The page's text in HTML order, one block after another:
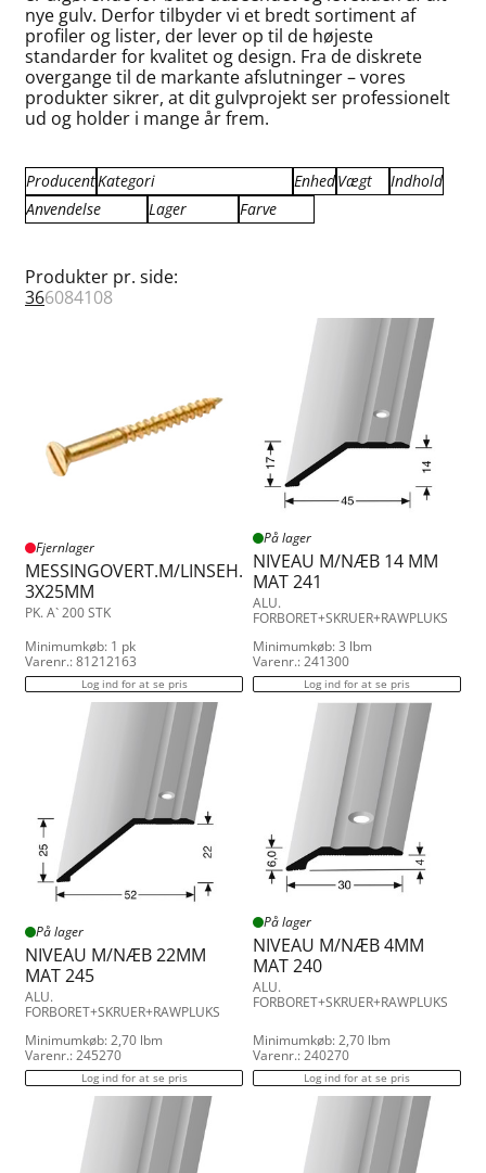
nye gulv. Derfor tilbyder vi et bredt sortiment af
profiler og lister, der lever op til de højeste
standarder for kvalitet og design. Fra de diskrete
overgange til de markante afslutninger – vores
produkter sikrer, at dit gulvprojekt ser professionelt
ud og holder i mange år frem.
Producent
Küberit
Kategori
Döllken Profiler
Primo Fodlister
Primo Kvartstaf
Primo Trappeforkant
EnhedVægt
0.130
0.140
0.150
0.180
0.200
0.300
0.320
0.400
Indhold
3.10
3.13
5.00
25.00
48.00
50.00
Anvendelse
Fejeliste
Fodliste
Sandliste
Skureliste
Trappeforkant
Vådrumsopkant
Lager
På lager
Farve
Mat alu.
Messing
Off-white
Sort
Produkter pr. side:
366084108
Fjernlager
MESSINGOVERT.M/LINSEH.
3X25MM
PK. A` 200 STK
Minimumkøb: 1 pk
Varenr.: 81212163
Log ind for at se pris
På lager
NIVEAU M/NÆB 14 MM
MAT 241
ALU.
FORBORET+SKRUER+RAWPLUKS
Minimumkøb: 3 lbm
Varenr.: 241300
Log ind for at se pris
På lager
NIVEAU M/NÆB 22MM
MAT 245
ALU.
FORBORET+SKRUER+RAWPLUKS
Minimumkøb: 2,70 lbm
Varenr.: 245270
Log ind for at se pris
På lager
NIVEAU M/NÆB 4MM
MAT 240
ALU.
FORBORET+SKRUER+RAWPLUKS
Minimumkøb: 2,70 lbm
Varenr.: 240270
Log ind for at se pris